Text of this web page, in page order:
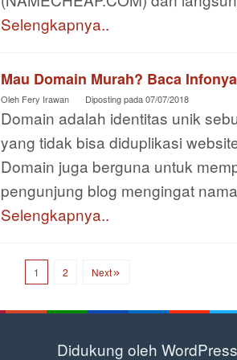
Selengkapnya..
Mau Domain Murah? Baca
Oleh Fery Irawan Diposting pada07/07/2018
Domain adalah identitas unik
yang tidak bisa diduplikasi
Domain juga berguna untuk
pengunjung blog mengingat
Selengkapnya..
1 2 Next
Didukung oleh WordPress